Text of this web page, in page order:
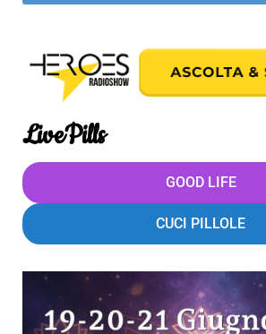
LivePills
GOOD LIFE
CUCI PILLOLE